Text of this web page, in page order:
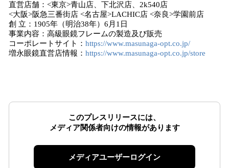
直営店舗：<東京>青山店、下北沢店、2k540店
<大阪>阪急三番街店 <名古屋>LACHIC店 <奈良>学園前店
創 立：1905年（明治38年）6月1日
事業内容：高級眼鏡フレームの製造及び販売
コーポレートサイト： https://www.masunaga-opt.co.jp/
増永眼鏡直営店情報： https://www.masunaga-opt.co.jp/store
このプレスリリースには、
メディア関係者向けの情報があります
メディアユーザーログイン